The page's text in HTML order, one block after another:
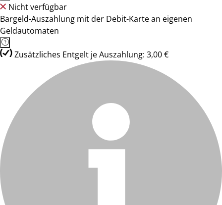
Nicht verfügbar
Bargeld-Auszahlung mit der Debit-Karte an eigenen
Geldautomaten
Zusätzliches Entgelt je Auszahlung: 3,00 €